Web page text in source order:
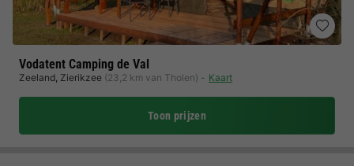
Vodatent Camping de Val
Zeeland, Zierikzee (23,2 km van Tholen) Kaart
Toon prijzen